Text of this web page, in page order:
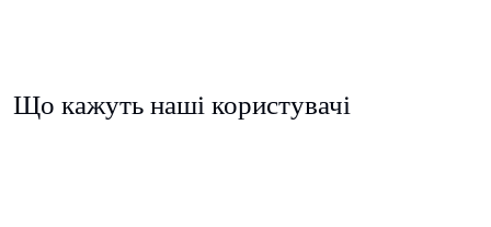
Що кажуть наші користувачі